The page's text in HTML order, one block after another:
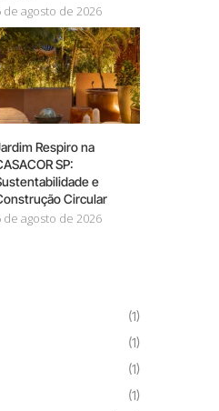
de agosto de 2026
Respiro na
SP:
e
Circular
de agosto de 2026
(1)
(1)
(1)
(1)